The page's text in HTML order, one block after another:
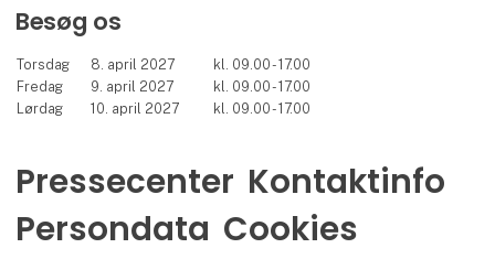
Besøg os
Torsdag 8. april 2027
kl. 09.00 - 17.00
Fredag
9. april 2027
kl. 09.00 - 17.00
Lørdag
10. april 2027 kl. 09.00 - 17.00
Pressecenter Kontaktinfo
Persondata Cookies